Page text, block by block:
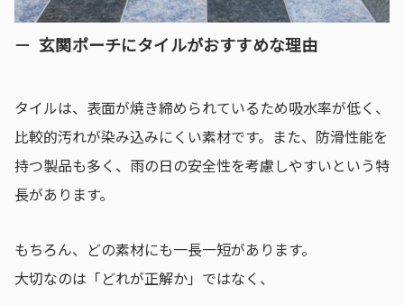
玄関ポーチにタイルがおすすめな理由
タイルは、表面が焼き締められているため吸水率が低く、
比較的汚れが染み込みにくい素材です。また、防滑性能を
持つ製品も多く、雨の日の安全性を考慮しやすいという特
長があります。
もちろん、どの素材にも一長一短があります。
大切なのは「どれが正解か」ではなく、